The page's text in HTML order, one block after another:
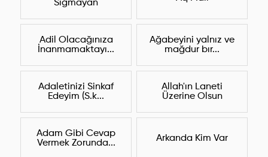
Sığmayan
Adil Olacağınıza
İnanmamaktayı...
Ağabeyini yalnız ve
mağdur bır...
Adaletinizi Sinkaf
Edeyim (S.k...
Allah'ın Laneti
Üzerine Olsun
Adam Gibi Cevap
Vermek Zorunda...
Arkanda Kim Var